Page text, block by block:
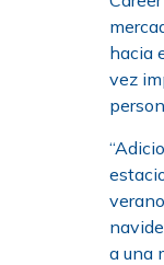
hacia
vez
a una